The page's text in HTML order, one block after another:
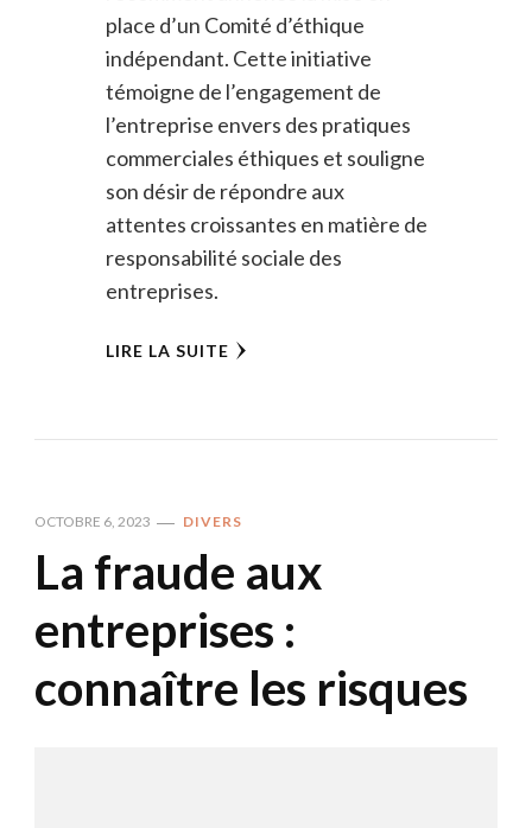
place d’un Comité d’éthique
indépendant. Cette initiative
témoigne de l’engagement de
l’entreprise envers des pratiques
commerciales éthiques et souligne
son désir de répondre aux
attentes croissantes en matière de
responsabilité sociale des
entreprises.
LIRE LA SUITE
OCTOBRE 6, 2023 DIVERS
La fraude aux
entreprises :
connaître les risques